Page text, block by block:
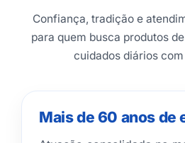
Confiança, tradição e
para quem busca produtos
cuidados diários
Mais de 60 anos de